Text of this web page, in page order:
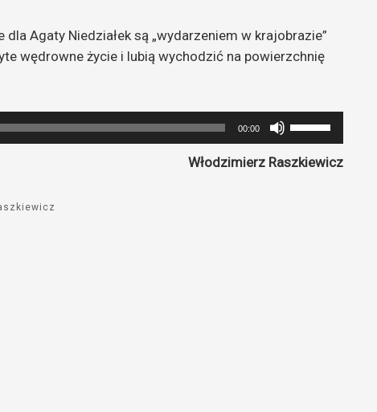
Agaty Niedziałek są „wydarzeniem w krajobrazie”
wędrowne życie i lubią wychodzić na powierzchnię
00:00
strzałek
do
Włodzimierz Raszkiewicz